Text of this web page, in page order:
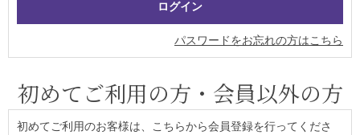
パスワードをお忘れの方はこちら
初めてご利用の方・会員以外の方
初めてご利用のお客様は、こちらから会員登録を行ってくださ